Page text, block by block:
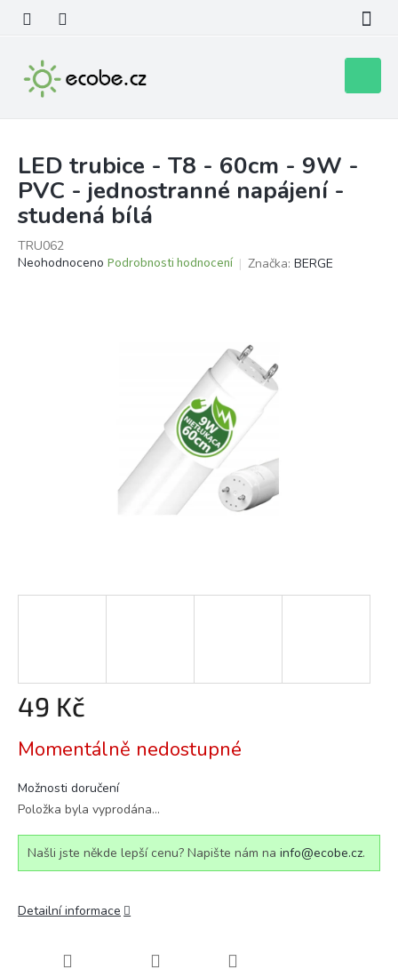
obsah
košík
LED trubice - T8 - 60cm - 9W -
PVC - jednostranné napájení -
studená bílá
TRU062
Průměrné
Neohodnoceno Podrobnosti hodnocení Značka: BERGE
49 Kč
cena:
Momentálně nedostupné
Možnosti doručení
Položka byla vyprodána…
Našli jste někde lepší cenu? Napište nám na info@ecobe.cz.
Detailní informace